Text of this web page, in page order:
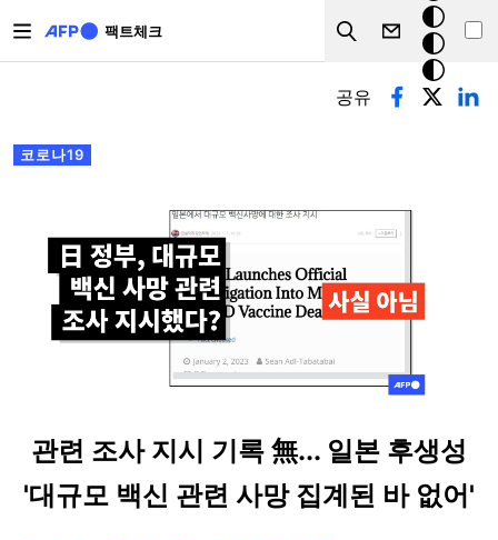
팩트체크
Search
크
모
드
기본탭
코로나19
공유
관련 조사 지시 기록 無... 일본 후생성
'대규모 백신 관련 사망 집계된 바 없어'